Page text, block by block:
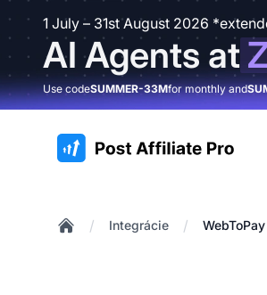
1 July – 31st August 2026
AI Agents at
Use codeSUMMER-33Mfor monthly and
:site.title
/ Integrácie / WebToPay